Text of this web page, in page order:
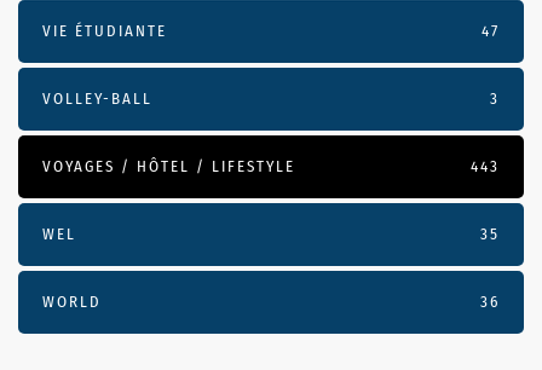
VIE ÉTUDIANTE 47
VOLLEY-BALL 3
VOYAGES / HÔTEL / LIFESTYLE 443
WEL 35
WORLD 36